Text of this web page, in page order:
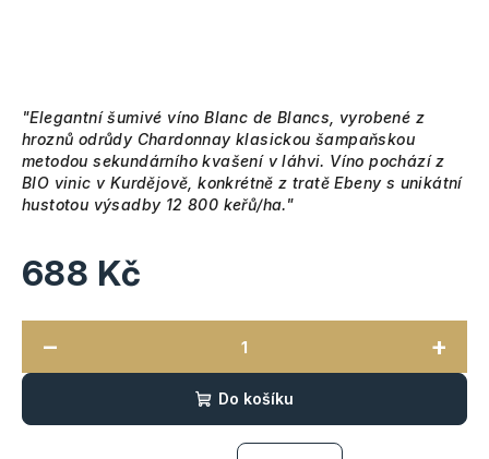
"Elegantní šumivé víno Blanc de Blancs, vyrobené z
hroznů odrůdy Chardonnay klasickou šampaňskou
metodou sekundárního kvašení v láhvi. Víno pochází z
BIO vinic v Kurdějově, konkrétně z tratě Ebeny s unikátní
hustotou výsadby 12 800 keřů/ha."
688 Kč
+
−
Do košíku